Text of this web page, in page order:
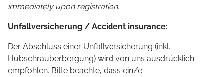
immediately upon registration.
Unfallversicherung / Accident insurance:
Der Abschluss einer Unfallversicherung (inkl.
Hubschrauberbergung) wird von uns ausdrücklich
empfohlen. Bitte beachte, dass ein/e